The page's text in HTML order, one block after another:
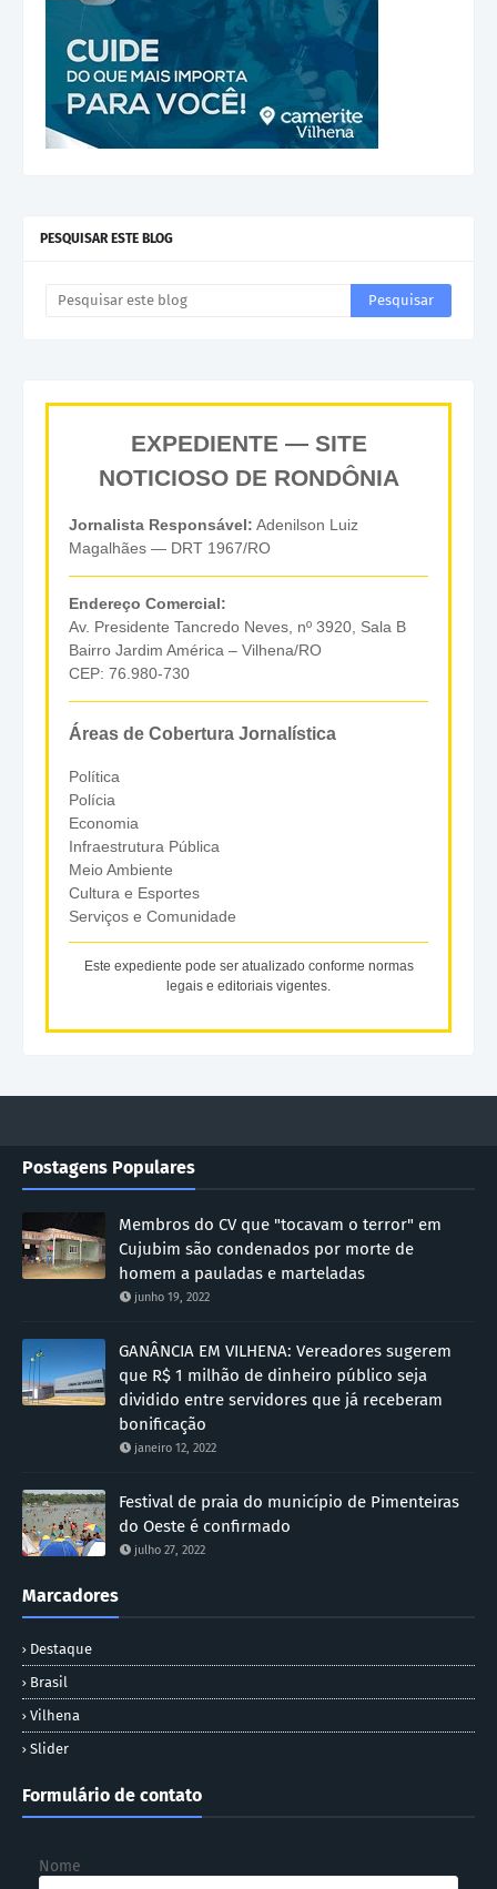
PESQUISAR ESTE BLOG
EXPEDIENTE — SITE
NOTICIOSO DE RONDÔNIA
Jornalista Responsável: Adenilson Luiz
Magalhães — DRT 1967/RO
Endereço Comercial:
Av. Presidente Tancredo Neves, nº 3920, Sala B
Bairro Jardim América – Vilhena/RO
CEP: 76.980-730
Áreas de Cobertura Jornalística
Política
Polícia
Economia
Infraestrutura Pública
Meio Ambiente
Cultura e Esportes
Serviços e Comunidade
Este expediente pode ser atualizado conforme normas
legais e editoriais vigentes.
Postagens Populares
Membros do CV que "tocavam o terror" em
Cujubim são condenados por morte de
homem a pauladas e marteladas
junho 19, 2022
GANÂNCIA EM VILHENA: Vereadores sugerem
que R$ 1 milhão de dinheiro público seja
dividido entre servidores que já receberam
bonificação
janeiro 12, 2022
Festival de praia do município de Pimenteiras
do Oeste é confirmado
julho 27, 2022
Marcadores
Destaque
Brasil
Vilhena
Slider
Formulário de contato
Nome